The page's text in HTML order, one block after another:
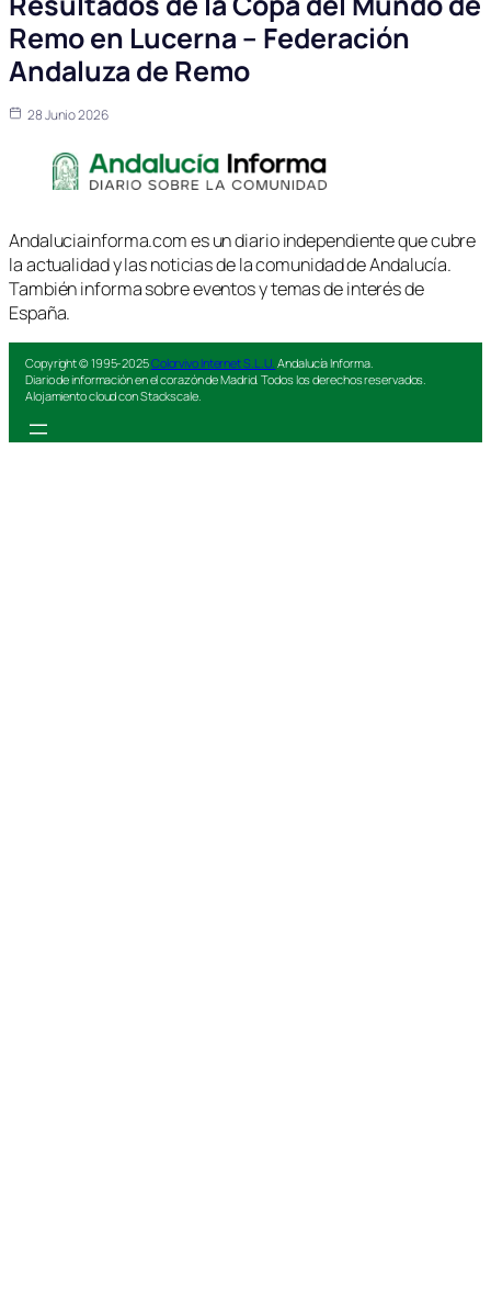
Remo en Lucerna – Federación
Andaluza de Remo
28 Junio 2026
Andaluciainforma.com es un diario independiente que cubre
la actualidad y las noticias de la comunidad de Andalucía.
También informa sobre eventos y temas de interés de
España.
Copyright © 1995-2025Colorvivo Internet S.L.U. Andalucía Informa.
Diario de información en el corazón de Madrid. Todos los derechos reservados.
Alojamiento cloud con Stackscale.